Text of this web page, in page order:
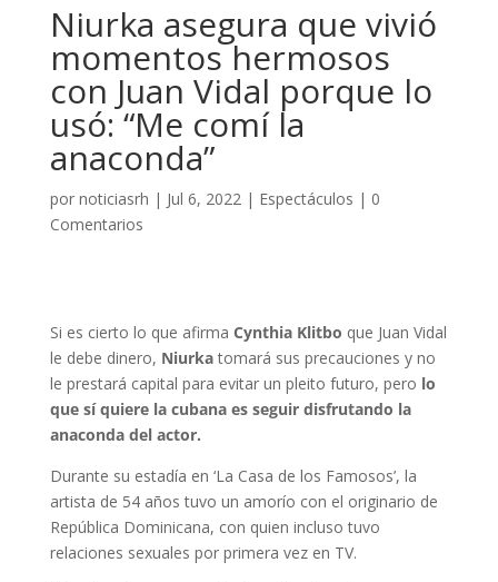
Niurka asegura que vivió
momentos hermosos
con Juan Vidal porque lo
usó: “Me comí la
anaconda”
por noticiasrh | Jul 6, 2022| Espectáculos | 0
Comentarios
Si es cierto lo que afirma Cynthia Klitbo que Juan Vidal
le debe dinero, Niurkatomará sus precauciones y no
le prestará capital para evitar un pleito futuro, pero lo
que sí quiere la cubana es seguir disfrutando la
anaconda del actor.
Durante su estadía en ‘La Casa de los Famosos’, la
artista de 54 años tuvo un amorío con el originario de
República Dominicana, con quien incluso tuvo
relaciones sexuales por primera vez en TV.